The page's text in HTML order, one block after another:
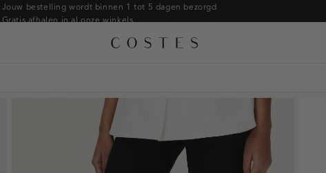
Jouw bestelling wordt binnen 1 tot 5 dagen bezorgd
Gratis afhalen in al onze winkels
Betaal zoals jij wilt: o.a. iDEAL | Wero, Riverty, Apple pay & creditcard
Armbanden
Ringen